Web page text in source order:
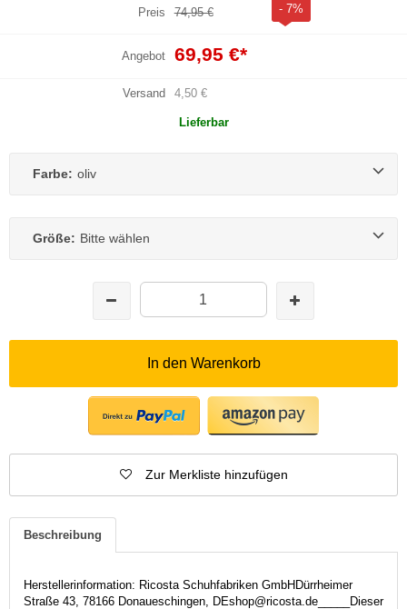
Preis 74,95 € - 7%
Angebot 69,95 €*
Versand 4,50 €
Lieferbar
Farbe: oliv
Größe: Bitte wählen
In den Warenkorb
Zur Merkliste hinzufügen
Beschreibung
Herstellerinformation: Ricosta Schuhfabriken GmbHDürrheimer
Straße 43, 78166 Donaueschingen, DEshop@ricosta.de_____Dieser